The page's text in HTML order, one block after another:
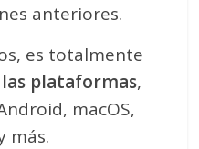
anteriores.
es totalmente
plataformas,
macOS,
más.